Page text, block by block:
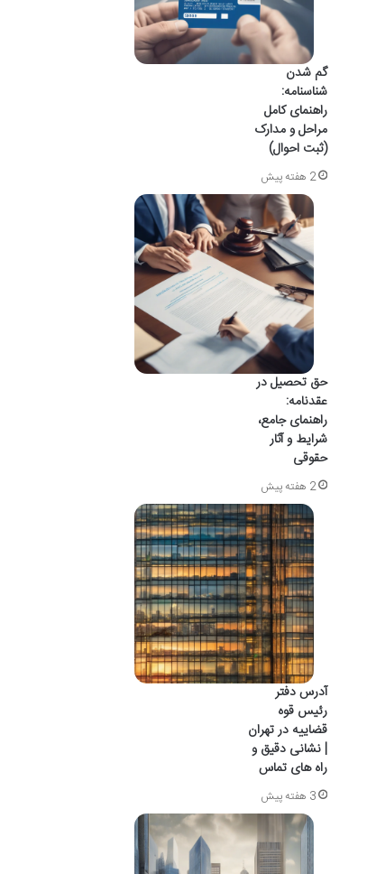
گم شدن
شناسنامه:
راهنمای کامل
مراحل و مدارک
(ثبت احوال)
2 هفته پیش
حق تحصیل در
عقدنامه:
راهنمای جامع،
شرایط و آثار
حقوقی
2 هفته پیش
آدرس دفتر
رئیس قوه
قضاییه در تهران
| نشانی دقیق و
راه های تماس
3 هفته پیش